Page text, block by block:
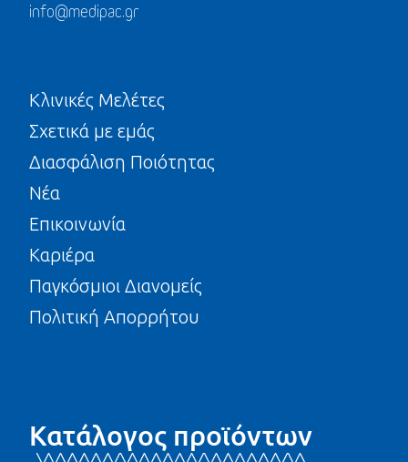
info@medipac.gr
Κλινικές Μελέτες
Σχετικά με εμάς
Διασφάλιση Ποιότητας
Νέα
Επικοινωνία
Καριέρα
Παγκόσμιοι Διανομείς
Πολιτική Απορρήτου
Κατάλογος προϊόντων